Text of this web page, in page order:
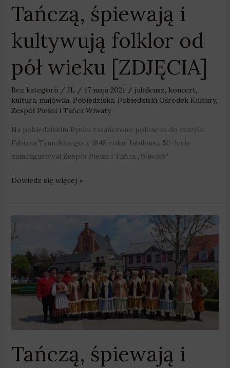
Tańczą, śpiewają i
kultywują folklor od
pół wieku [ZDJĘCIA]
Bez kategorii/ JL / 17 maja 2021 / jubileusz, koncert,
kultura, majówka, Pobiedziska, Pobiedziski Ośrodek Kultury,
Zespół Pieśni i Tańca Wiwaty
Na pobiedziskim Rynku zatańczono poloneza do muzyki
Fabiana Tymolskiego z 1848 roku. Jubileusz 50-lecia
zainaugurował Zespół Pieśni i Tańca „Wiwaty”.
Dowiedz się więcej »
Tańczą, śpiewają i
Tańczą,
śpiewają
kultywują
folklor
od
wieku
[ZDJĘCIA]